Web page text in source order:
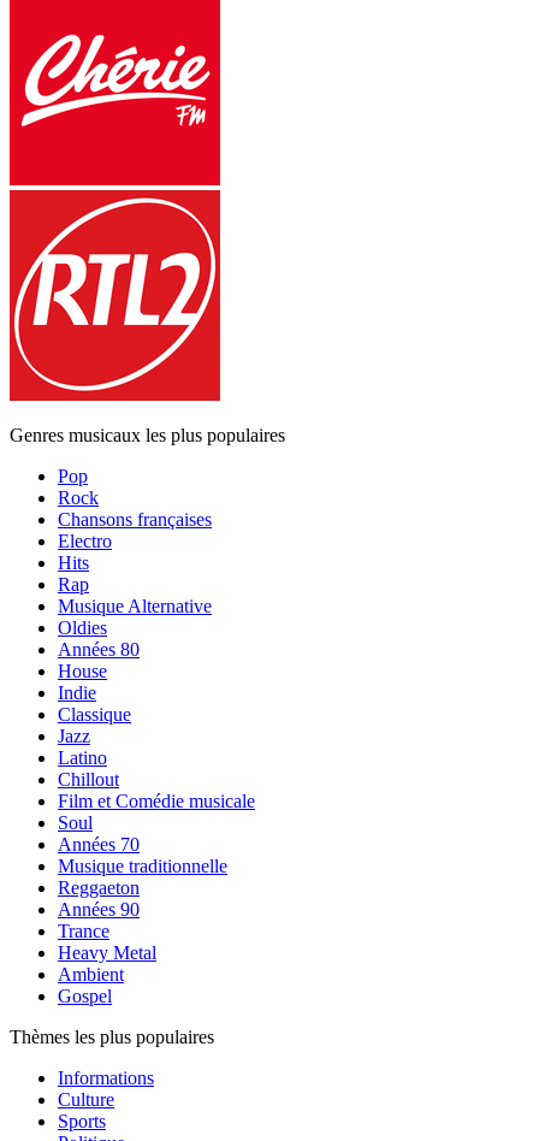
Genres musicaux les plus populaires
Pop
Rock
Chansons françaises
Electro
Hits
Rap
Musique Alternative
Oldies
Années 80
House
Indie
Classique
Jazz
Latino
Chillout
Film et Comédie musicale
Soul
Années 70
Musique traditionnelle
Reggaeton
Années 90
Trance
Heavy Metal
Ambient
Gospel
Thèmes les plus populaires
Informations
Culture
Sports